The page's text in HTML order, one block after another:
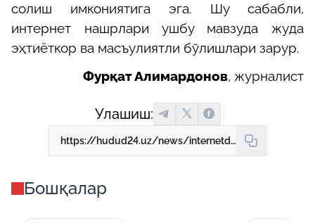
солиш имкониятига эга. Шу сабабли,
интернет нашрлари ушбу мавзуда жуда
эҳтиёткор ва масъулиятли бўлишлари зарур.
Фурқат Алимардонов, журналист
Улашиш:
https://hudud24.uz/news/internetda-suitsid-mavzusi-khukukii-va-psikhologik-zhikhatlar
Бошқалар